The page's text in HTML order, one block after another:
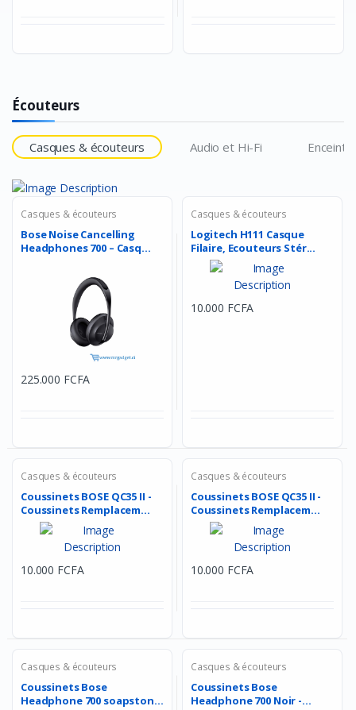
Écouteurs
Casques & écouteurs Audio et Hi-Fi
Casques & écouteurs
Bose Noise Cancelling
Headphones 700 – Casq...
225.000 FCFA
Casques & écouteurs
Logitech H111 Casque
Filaire, Ecouteurs Stér...
10.000 FCFA
Casques & écouteurs
Coussinets BOSE QC35 II -
Coussinets Remplacem...
10.000 FCFA
Casques & écouteurs
Coussinets BOSE QC35 II -
Coussinets Remplacem...
10.000 FCFA
Casques & écouteurs
Coussinets Bose
Headphone 700 soapstone
Casques & écouteurs
Coussinets Bose
Headphone 700 Noir -